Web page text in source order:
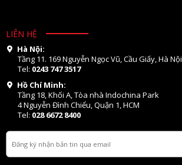
LIÊN HỆ
Hà Nội:
Tầng 11. 169 Nguyễn Ngọc Vũ, Cầu Giấy, Hà Nội
Tel: 0243 747 3517
Hồ Chí Minh:
Tầng 18, Khối A, Tòa nhà Indochina Park
4 Nguyễn Đình Chiểu, Quận 1, HCM
Tel: 028 6672 8400